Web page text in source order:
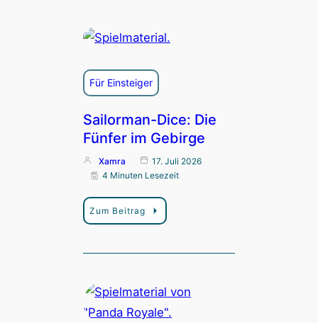
Für Einsteiger
Sailorman-Dice: Die
Fünfer im Gebirge
Xamra
17. Juli 2026
4 Minuten Lesezeit
Zum Beitrag